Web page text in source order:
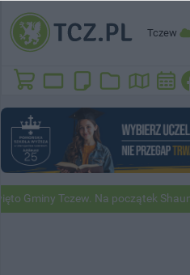
Tczew
Gminy Tczew. Na początek Shaun